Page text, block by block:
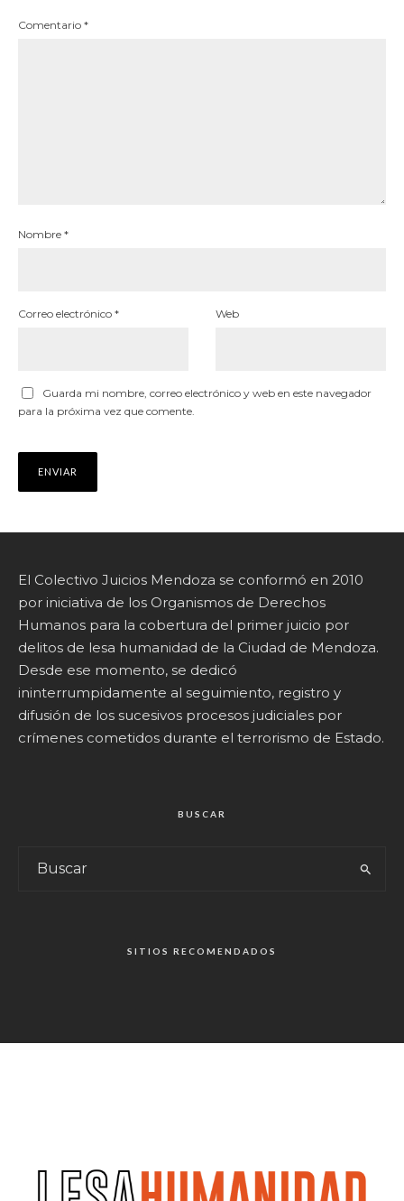
Comentario *
Nombre *
Correo electrónico * Web
Guarda mi nombre, correo electrónico y web en este navegador
para la próxima vez que comente.
El Colectivo Juicios Mendoza se conformó en 2010
por iniciativa de los Organismos de Derechos
Humanos para la cobertura del primer juicio por
delitos de lesa humanidad de la Ciudad de Mendoza.
Desde ese momento, se dedicó
ininterrumpidamente al seguimiento, registro y
difusión de los sucesivos procesos judiciales por
crímenes cometidos durante el terrorismo de Estado.
BUSCAR
SITIOS RECOMENDADOS